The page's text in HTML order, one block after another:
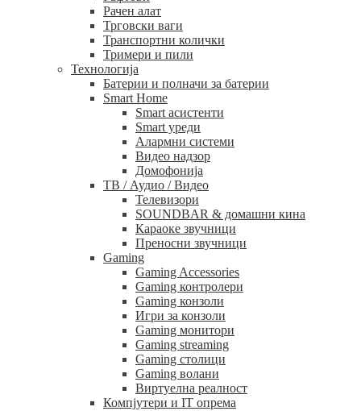
Рачен алат
Трговски ваги
Транспортни колички
Тримери и пили
Технологија
Батерии и полначи за батерии
Smart Home
Smart асистенти
Smart уреди
Алармни системи
Видео надзор
Домофонија
ТВ / Аудио / Видео
Телевизори
SOUNDBAR & домашни кина
Караоке звучници
Преносни звучници
Gaming
Gaming Accessories
Gaming контролери
Gaming конзоли
Игри за конзоли
Gaming монитори
Gaming streaming
Gaming столици
Gaming волани
Виртуелна реалност
Компјутери и IT опрема